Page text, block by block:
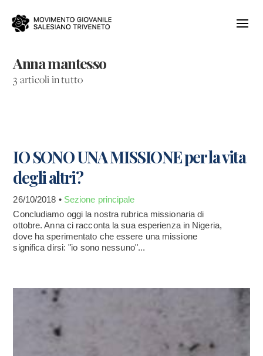
Anna mantesso
3 articoli in tutto
IO SONO UNA MISSIONE per la vita
degli altri?
26/10/2018 • Sezione principale
Concludiamo oggi la nostra rubrica missionaria di
ottobre. Anna ci racconta la sua esperienza in Nigeria,
dove ha sperimentato che essere una missione
significa dirsi: "io sono nessuno"...